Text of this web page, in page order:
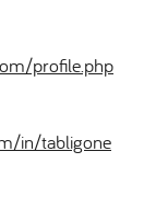
profile.php
in/tabligone